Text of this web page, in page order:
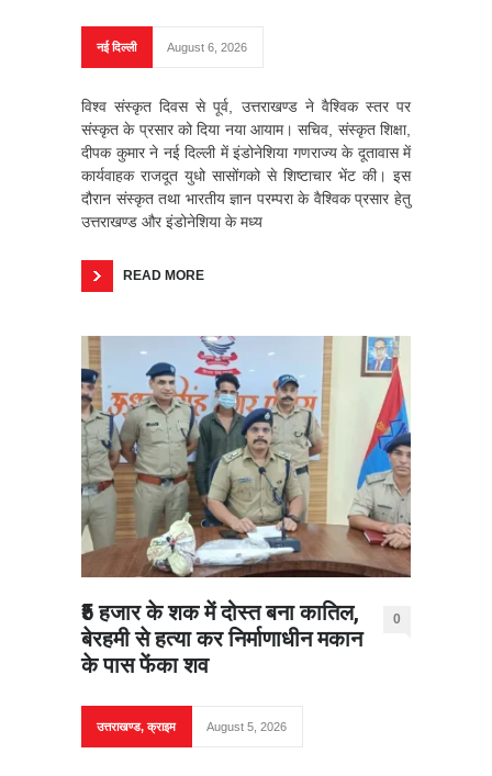
नई दिल्ली August 6, 2026
विश्व संस्कृत दिवस से पूर्व, उत्तराखण्ड ने वैश्विक स्तर पर
संस्कृत के प्रसार को दिया नया आयाम। सचिव, संस्कृत शिक्षा,
दीपक कुमार ने नई दिल्ली में इंडोनेशिया गणराज्य के दूतावास में
कार्यवाहक राजदूत युधो सासोंगको से शिष्टाचार भेंट की। इस
दौरान संस्कृत तथा भारतीय ज्ञान परम्परा के वैश्विक प्रसार हेतु
उत्तराखण्ड और इंडोनेशिया के मध्य
READ MORE
₹5 हजार के शक में दोस्त बना कातिल,
बेरहमी से हत्या कर निर्माणाधीन मकान
के पास फेंका शव
0
उत्तराखण्ड,क्राइम August 5, 2026